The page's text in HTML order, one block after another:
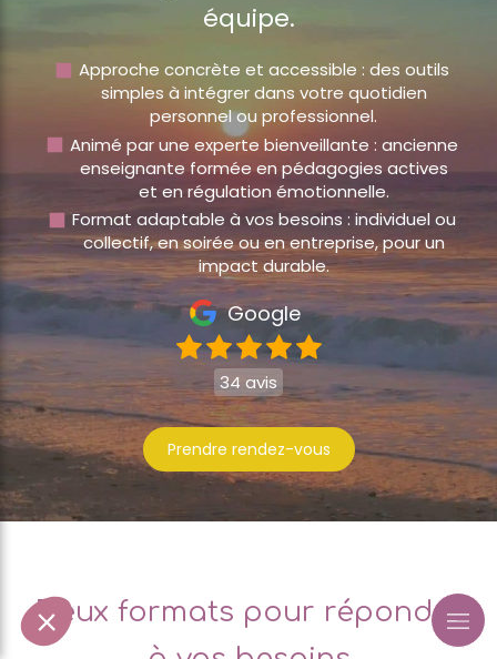
équipe.
Approche concrète et accessible : des outils
simples à intégrer dans votre quotidien
personnel ou professionnel.
Animé par une experte bienveillante : ancienne
enseignante formée en pédagogies actives
et en régulation émotionnelle.
Format adaptable à vos besoins : individuel ou
collectif, en soirée ou en entreprise, pour un
impact durable.
Google
34 avis
Prendre rendez-vous
Deux formats pour répondre